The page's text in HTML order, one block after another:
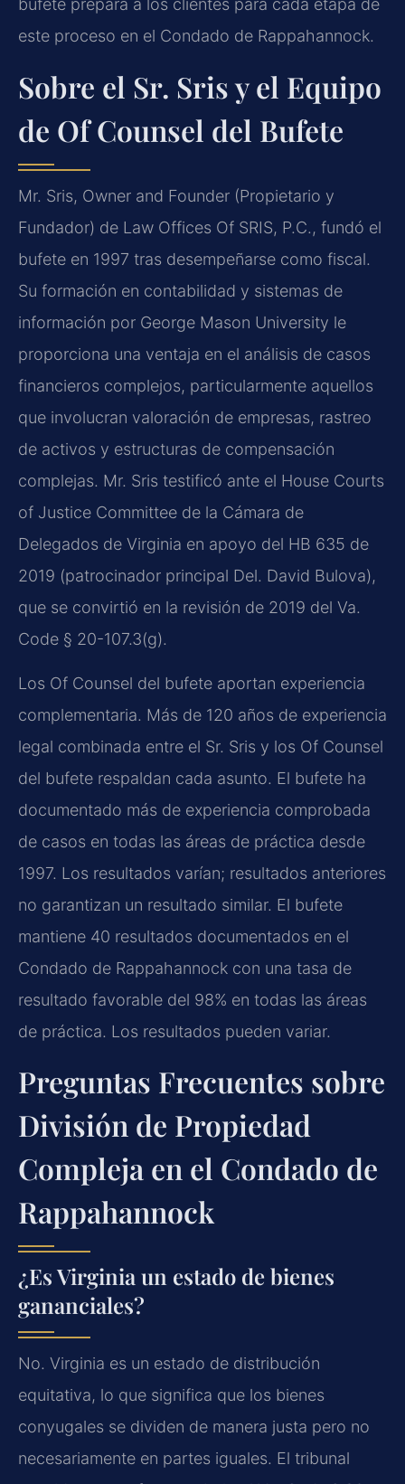
bufete prepara a los clientes para cada etapa de
este proceso en el Condado de Rappahannock.
Sobre el Sr. Sris y el Equipo
de Of Counsel del Bufete
Mr. Sris, Owner and Founder (Propietario y
Fundador) de Law Offices Of SRIS, P.C., fundó el
bufete en 1997 tras desempeñarse como fiscal.
Su formación en contabilidad y sistemas de
información por George Mason University le
proporciona una ventaja en el análisis de casos
financieros complejos, particularmente aquellos
que involucran valoración de empresas, rastreo
de activos y estructuras de compensación
complejas. Mr. Sris testificó ante el House Courts
of Justice Committee de la Cámara de
Delegados de Virginia en apoyo del HB 635 de
2019 (patrocinador principal Del. David Bulova),
que se convirtió en la revisión de 2019 del Va.
Code § 20-107.3(g).
Los Of Counsel del bufete aportan experiencia
complementaria. Más de 120 años de experiencia
legal combinada entre el Sr. Sris y los Of Counsel
del bufete respaldan cada asunto. El bufete ha
documentado más de experiencia comprobada
de casos en todas las áreas de práctica desde
1997. Los resultados varían; resultados anteriores
no garantizan un resultado similar. El bufete
mantiene 40 resultados documentados en el
Condado de Rappahannock con una tasa de
resultado favorable del 98% en todas las áreas
de práctica. Los resultados pueden variar.
Preguntas Frecuentes sobre
División de Propiedad
Compleja en el Condado de
Rappahannock
¿Es Virginia un estado de bienes
gananciales?
No. Virginia es un estado de distribución
equitativa, lo que significa que los bienes
conyugales se dividen de manera justa pero no
necesariamente en partes iguales. El tribunal